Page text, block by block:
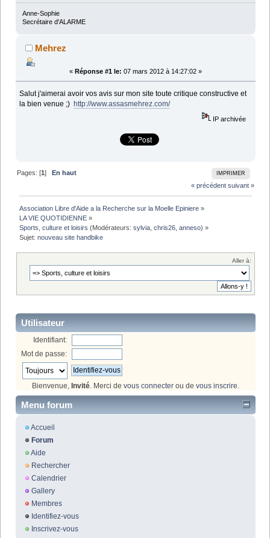
Anne-Sophie
Secrétaire d'ALARME
Mehrez
« Réponse #1 le: 07 mars 2012 à 14:27:02 »
Salut j'aimerai avoir vos avis sur mon site toute critique constructive et
la bien venue ;) http://www.assasmehrez.com/
IP archivée
IMPRIMER
Pages: [1]En haut
« précédent suivant »
Association Libre d'Aide a la Recherche sur la Moelle Epiniere »
LA VIE QUOTIDIENNE »
Sports, culture et loisirs (Modérateurs:sylvia ,chris26 ,anneso) »
Sujet:nouveau site handbike
Aller à:
Utilisateur
Identifiant:
Mot de passe:
Bienvenue, Invité . Merci de vous connecter ou de vous inscrire
Menu forum
Accueil
Forum
Aide
Rechercher
Calendrier
Gallery
Membres
Identifiez-vous
Inscrivez-vous